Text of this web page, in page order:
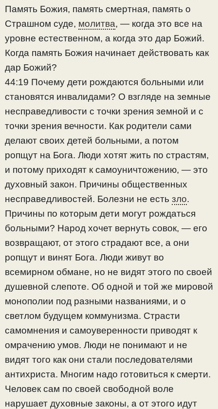
Память Божия, память смертная, память о
Страшном суде, молитва, — когда это все на
уровне естественном, а когда это дар Божий.
Когда память Божия начинает действовать как
дар Божий?
44:19 Почему дети рождаются больными или
становятся инвалидами? О взгляде на земные
несправедливости с точки зрения земной и с
точки зрения вечности. Как родители сами
делают своих детей больными, а потом
ропщут на Бога. Люди хотят жить по страстям,
и потому приходят к самоуничтожению, — это
духовный закон. Причины общественных
несправедливостей. Болезни не есть зло.
Причины по которым дети могут рождаться
больными? Народ хочет вернуть совок, — его
возвращают, от этого страдают все, а они
ропщут и винят Бога. Люди живут во
всемирном обмане, но не видят этого по своей
душевной слепоте. Об одной и той же мировой
монополии под разными названиями, и о
светлом будущем коммунизма. Страсти
самомнения и самоуверенности приводят к
омрачению умов. Люди не понимают и не
видят того как они стали последователями
антихриста. Многим надо готовиться к смерти.
Человек сам по своей свободной воле
нарушает духовные законы, а от этого идут